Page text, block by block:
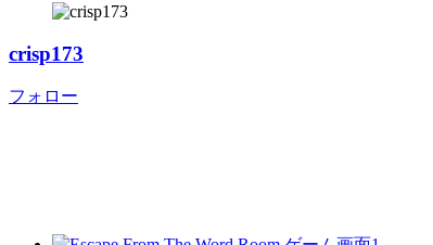
crisp173
フォロー